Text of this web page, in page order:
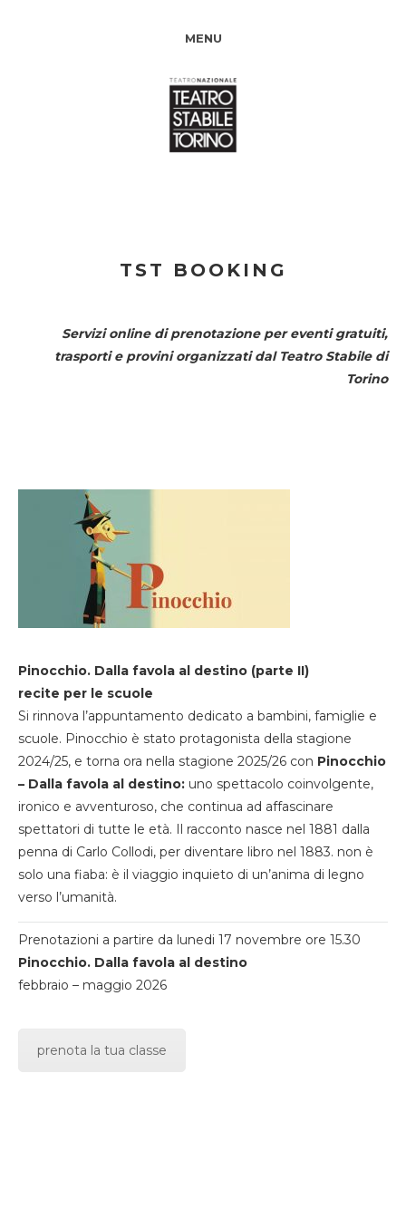
MENU
TST BOOKING
Servizi online di prenotazione per eventi gratuiti,
trasporti e provini organizzati dal Teatro Stabile di
Torino
Pinocchio. Dalla favola al destino (parte II)
recite per le scuole
Si rinnova l’appuntamento dedicato a bambini, famiglie e
scuole. Pinocchio è stato protagonista della stagione
2024/25, e torna ora nella stagione 2025/26 con Pinocchio
– Dalla favola al destino: uno spettacolo coinvolgente,
ironico e avventuroso, che continua ad affascinare
spettatori di tutte le età. Il racconto nasce nel 1881 dalla
penna di Carlo Collodi, per diventare libro nel 1883. non è
solo una fiaba: è il viaggio inquieto di un’anima di legno
verso l’umanità.
Prenotazioni a partire da lunedi 17 novembre ore 15.30
Pinocchio. Dalla favola al destino
febbraio – maggio 2026
prenota la tua classe